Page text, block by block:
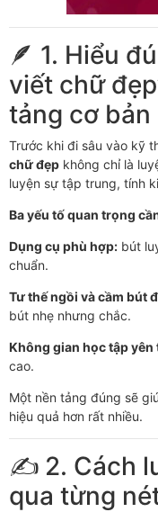
🪶 1. Hiểu
viết chữ
tảng cơ bản
Trước khi đi sâu vào kỹ
chữ đẹp không chỉ là
luyện sự tập trung, tính
Ba yếu tố quan trọng
Dụng cụ phù hợp: bút
chuẩn.
Tư thế ngồi và cầm bút
bút nhẹ nhưng chắc.
Không gian học tập yên
cao.
Một nền tảng đúng sẽ
hiệu quả hơn rất nhiều.
✍️ 2. Cách
qua từng